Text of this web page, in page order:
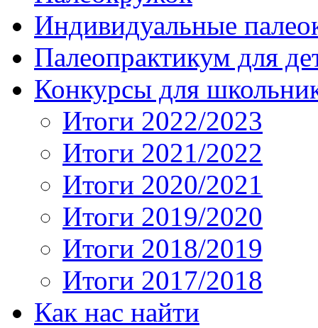
Индивидуальные
Палеопрактикум для
Конкурсы для
Итоги 2022/2023
Итоги 2021/2022
Итоги 2020/2021
Итоги 2019/2020
Итоги 2018/2019
Итоги 2017/2018
Как нас найти